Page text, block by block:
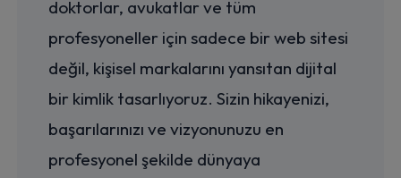
doktorlar, avukatlar ve tüm
profesyoneller için sadece bir web sitesi
değil, kişisel markalarını yansıtan dijital
bir kimlik tasarlıyoruz. Sizin hikayenizi,
başarılarınızı ve vizyonunuzu en
profesyonel şekilde dünyaya